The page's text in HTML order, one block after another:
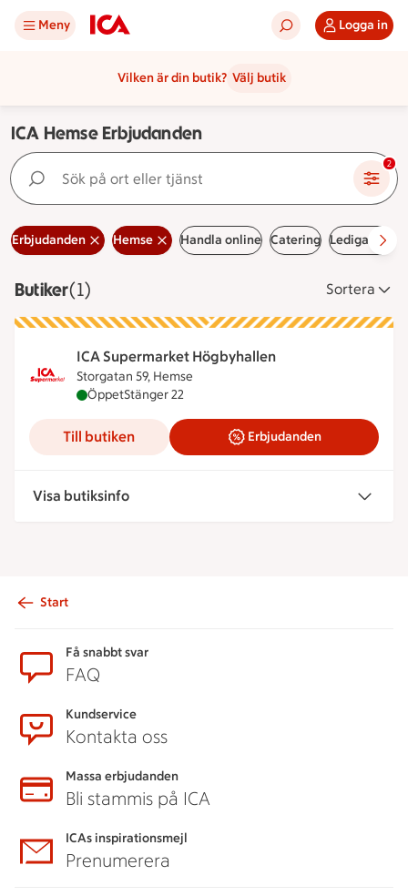
Meny Logga in
Vilken är din butik? Välj butik
ICA Hemse Erbjudanden
Sök på ort eller tjänst 2
Erbjudanden Hemse Handla online Catering Lediga jobb
ButikerVisar 1 stycken
(1) Sortera
ICA Supermarket Högbyhallen
Storgatan 59, Hemse
ICA Supermarket Högbyhallen är öppen nu,
ÖppetStänger 22
Till butiken Erbjudanden
Visa butiksinfo
Start
Få snabbt svar
FAQ
Kundservice
Kontakta oss
Massa erbjudanden
Bli stammis på ICA
ICAs inspirationsmejl
Prenumerera